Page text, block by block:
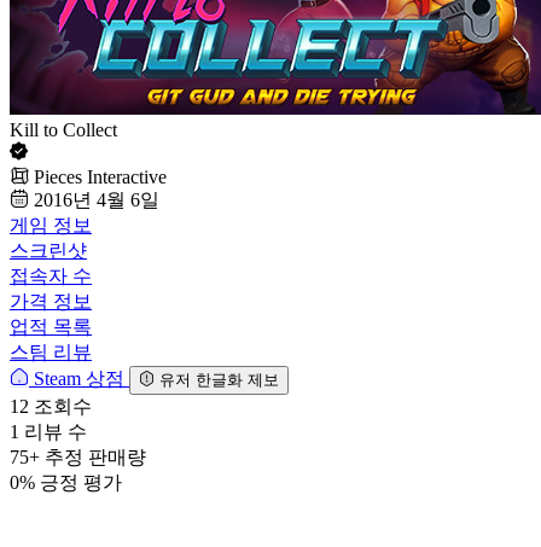
Kill to Collect
Pieces Interactive
2016년 4월 6일
게임 정보
스크린샷
접속자 수
가격 정보
업적 목록
스팀 리뷰
Steam 상점
유저 한글화 제보
12 조회수
1 리뷰 수
75+ 추정 판매량
0% 긍정 평가